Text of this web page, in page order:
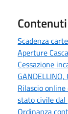
Scadenza
Aperture
Cessazione
GANDELLINO,
Rilascio
stato civile dal
Ordinanza